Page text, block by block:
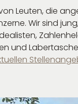
Leuten, die
Wir sind
und